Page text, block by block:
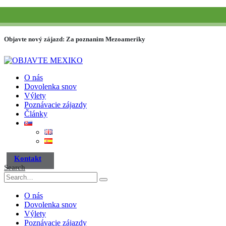
Objavte nový zájazd: Za poznanim Mezoameriky
O nás
Dovolenka snov
Výlety
Poznávacie zájazdy
Články
Kontakt
Search
O nás
Dovolenka snov
Výlety
Poznávacie zájazdy